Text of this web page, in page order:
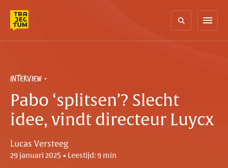
content
menu
INTERVIEW
Pabo ‘splitsen’? Slecht
idee, vindt directeur Luycx
Lucas Versteeg
29 januari 2025 • Leestijd: 9 min